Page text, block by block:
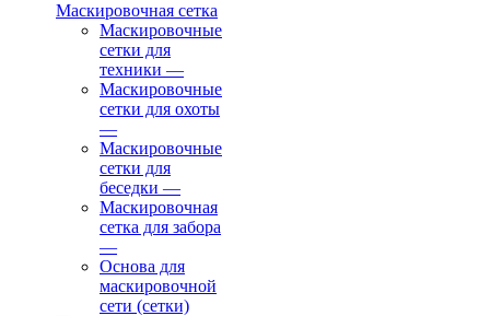
Маскировочная сетка
Маскировочные
сетки для
техники —
Маскировочные
сетки для охоты
—
Маскировочные
сетки для
беседки —
Маскировочная
сетка для забора
—
Основа для
маскировочной
сети (сетки)